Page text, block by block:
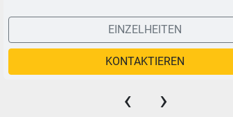
EINZELHEITEN
KONTAKTIEREN
‹ ›